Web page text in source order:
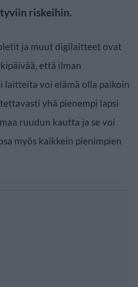
riskeihin.
ja muut digilaitteet ovat
että ilman
laitteita voi elämä olla paikoin
yhä pienempi lapsi
ruudun kautta ja se voi
myös kaikkein pienimpien